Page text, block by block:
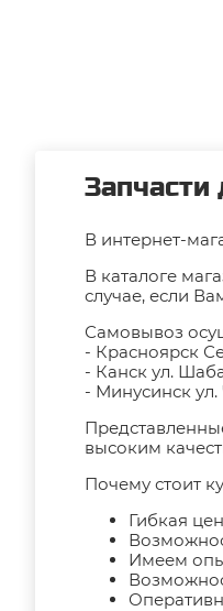
Запчасти
В интернет-
В каталоге
случае, если
Самовывоз
- Красноярск
- Канск ул.
- Минусинск ул.
высоким
Почему стоит
Гибкая
Имеем